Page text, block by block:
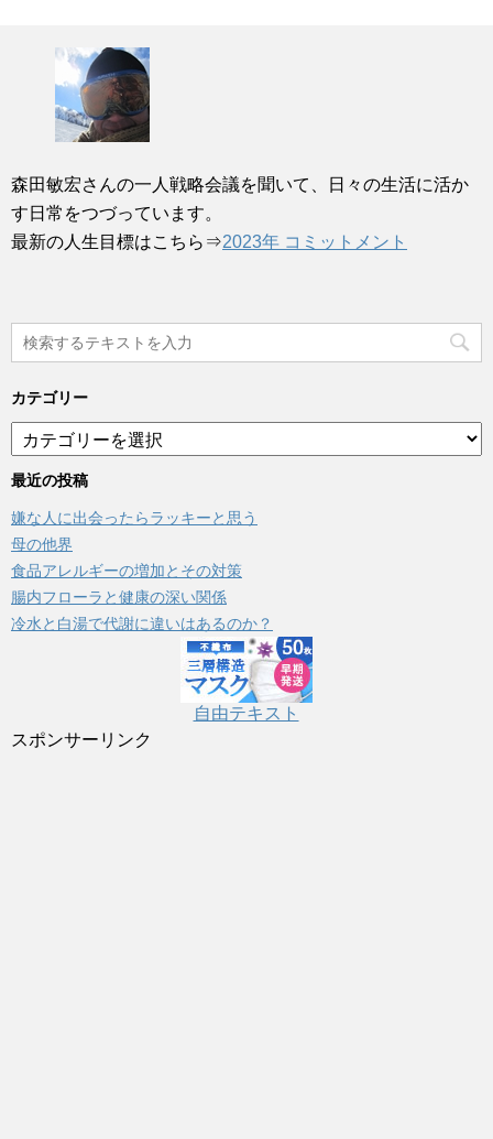
森田敏宏さんの一人戦略会議を聞いて、日々の生活に活か
す日常をつづっています。
最新の人生目標はこちら⇒2023年 コミットメント
カテゴリー
テ
ゴ
ー
最近の投稿
嫌な人に出会ったらラッキーと思う
母の他界
食品アレルギーの増加とその対策
腸内フローラと健康の深い関係
冷水と白湯で代謝に違いはあるのか？
自由テキスト
スポンサーリンク